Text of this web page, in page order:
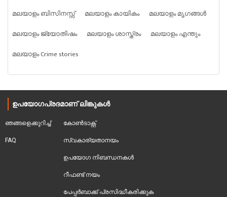
മലയാളം ബിസിനസ്സ്
മലയാളം കായികം
മലയാളം മൃഗങ്ങൾ
മലയാളം ജ്യോതിഷം
മലയാളം ശാസ്ത്രം
മലയാളം എന്തും
മലയാളം Crime stories
ഉപയോഗപ്രദമാണ് ലിങ്കുകൾ
ഞങ്ങളെക്കുറിച്ച്
FAQ
കോൺടാക്റ്റ്
സ്വകാര്യതാനയം
ഉപയോഗ നിബന്ധനകൾ
റീഫണ്ട് നയം
പേപ്പർബാക്ക് പ്രസിദ്ധീകരിക്കുക